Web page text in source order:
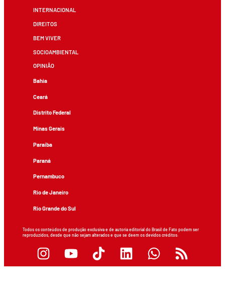
INTERNACIONAL
DIREITOS
BEM VIVER
SOCIOAMBIENTAL
OPINIÃO
Bahia
Ceará
Distrito Federal
Minas Gerais
Paraíba
Paraná
Pernambuco
Rio de Janeiro
Rio Grande do Sul
Todos os conteúdos de produção exclusiva e de autoria editorial do Brasil de Fato podem ser
reproduzidos, desde que não sejam alterados e que se deem os devidos créditos.